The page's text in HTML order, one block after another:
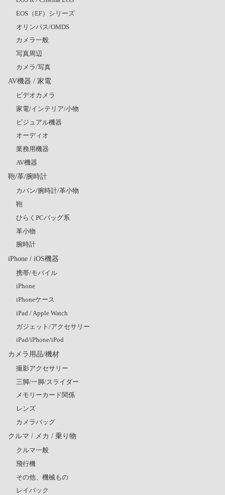
EOS（EF）シリーズ
オリンパス/OMDS
カメラ一般
写真周辺
カメラ/写真
AV機器 / 家電
ビデオカメラ
家電/インテリア/小物
ビジュアル機器
オーディオ
業務用機器
AV機器
鞄/革/腕時計
カバン/腕時計/革小物
鞄
ひらくPCバッグ系
革小物
腕時計
iPhone / iOS機器
携帯/モバイル
iPhone
iPhoneケース
iPad / Apple Watch
ガジェット/アクセサリー
iPad/iPhone/iPod
カメラ用品/機材
撮影アクセサリー
三脚/一脚/スライダー
メモリーカード関係
レンズ
カメラバッグ
クルマ / メカ / 乗り物
クルマ一般
飛行機
その他、機械もの
レイバック